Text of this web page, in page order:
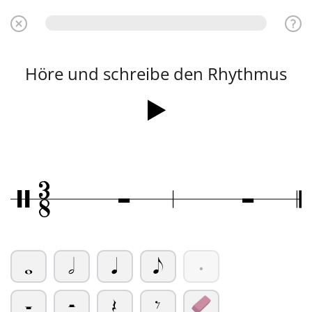
Höre und schreibe den Rhythmus
/3
8 Ó Ó